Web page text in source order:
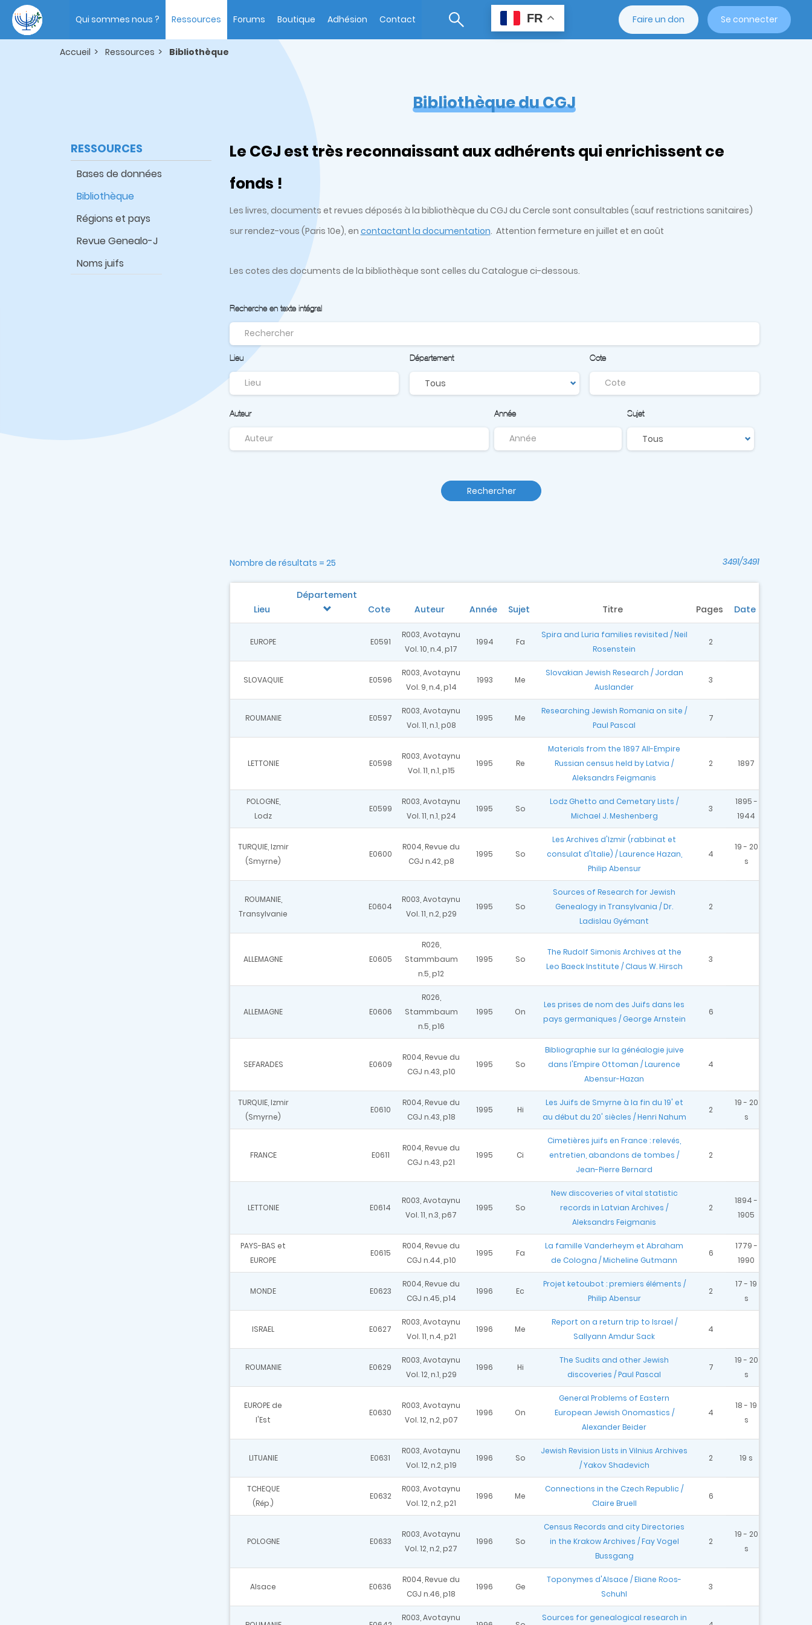
contenu
principal
navigation
Qui sommes nous ? Ressources Forums Boutique Adhésion Contact FR Faire un don Se connecter
Accueil Ressources Bibliothèque
RESSOURCES
Bases de données
Bibliothèque
Régions et pays
Revue Genealo-J
Noms juifs
Bibliothèque du CGJ
Le CGJ est très reconnaissant aux adhérents qui enrichissent ce
fonds !
Les livres, documents et revues déposés à la bibliothèque du CGJ du Cercle sont consultables (sauf restrictions sanitaires)
sur rendez-vous (Paris 10e), en contactant la documentation. Attention fermeture en juillet et en août
Les cotes des documents de la bibliothèque sont celles du Catalogue ci-dessous.
Recherche en texte intégral
Lieu Département Cote
Auteur Année Sujet
Rechercher
Nombre de résultats = 25 3491/3491
Lieu
Département
Cote
Auteur Année Sujet Titre Pages Date
EUROPE E0591
R003, Avotaynu
Vol. 10, n.4, p17
1994 Fa
Spira and Luria families revisited / Neil
Rosenstein
2
SLOVAQUIE E0596
R003, Avotaynu
Vol. 9, n.4, p14
1993 Me
Slovakian Jewish Research / Jordan
Auslander
3
ROUMANIE E0597
R003, Avotaynu
Vol. 11, n.1, p08
1995 Me
Researching Jewish Romania on site /
Paul Pascal
7
LETTONIE E0598
R003, Avotaynu
Vol. 11, n.1, p15
1995 Re
Materials from the 1897 All-Empire
Russian census held by Latvia /
Aleksandrs Feigmanis
2 1897
POLOGNE,
Lodz
E0599
R003, Avotaynu
Vol. 11, n.1, p24
1995 So
Lodz Ghetto and Cemetary Lists /
Michael J. Meshenberg
3
1895 -
1944
TURQUIE, Izmir
(Smyrne)
E0600
R004, Revue du
CGJ n.42, p8
1995 So
Les Archives d'Izmir (rabbinat et
consulat d'Italie) / Laurence Hazan,
Philip Abensur
4
19 - 20
s
ROUMANIE,
Transylvanie
E0604
R003, Avotaynu
Vol. 11, n.2, p29
1995 So
Sources of Research for Jewish
Genealogy in Transylvania / Dr.
Ladislau Gyémant
2
ALLEMAGNE E0605
R026,
Stammbaum
n.5, p12
1995 So
The Rudolf Simonis Archives at the
Leo Baeck Institute / Claus W. Hirsch
3
ALLEMAGNE E0606
R026,
Stammbaum
n.5, p16
1995 On
Les prises de nom des Juifs dans les
pays germaniques / George Arnstein
6
SEFARADES E0609
R004, Revue du
CGJ n.43, p10
1995 So
Bibliographie sur la généalogie juive
dans l'Empire Ottoman / Laurence
Abensur-Hazan
4
TURQUIE, Izmir
(Smyrne)
E0610
R004, Revue du
CGJ n.43, p18
1995 Hi
Les Juifs de Smyrne à la fin du 19' et
au début du 20' siècles / Henri Nahum
2
19 - 20
s
FRANCE E0611
R004, Revue du
CGJ n.43, p21
1995 Ci
Cimetières juifs en France : relevés,
entretien, abandons de tombes /
Jean-Pierre Bernard
2
LETTONIE E0614
R003, Avotaynu
Vol. 11, n.3, p67
1995 So
New discoveries of vital statistic
records in Latvian Archives /
Aleksandrs Feigmanis
2
1894 -
1905
PAYS-BAS et
EUROPE
E0615
R004, Revue du
CGJ n.44, p10
1995 Fa
La famille Vanderheym et Abraham
de Cologna / Micheline Gutmann
6
1779 -
1990
MONDE E0623
R004, Revue du
CGJ n.45, p14
1996 Ec
Projet ketoubot : premiers éléments /
Philip Abensur
2
17 - 19
s
ISRAEL E0627
R003, Avotaynu
Vol. 11, n.4, p21
1996 Me
Report on a return trip to Israel /
Sallyann Amdur Sack
4
ROUMANIE E0629
R003, Avotaynu
Vol. 12, n.1, p29
1996 Hi
The Sudits and other Jewish
discoveries / Paul Pascal
7
19 - 20
s
EUROPE de
l'Est
E0630
R003, Avotaynu
Vol. 12, n.2, p07
1996 On
General Problems of Eastern
European Jewish Onomastics /
Alexander Beider
4
18 - 19
s
LITUANIE E0631
R003, Avotaynu
Vol. 12, n.2, p19
1996 So
Jewish Revision Lists in Vilnius Archives
/ Yakov Shadevich
2 19 s
TCHEQUE
(Rép.)
E0632
R003, Avotaynu
Vol. 12, n.2, p21
1996 Me
Connections in the Czech Republic /
Claire Bruell
6
POLOGNE E0633
R003, Avotaynu
Vol. 12, n.2, p27
1996 So
Census Records and city Directories
in the Krakow Archives / Fay Vogel
Bussgang
2
19 - 20
s
Alsace E0636
R004, Revue du
CGJ n.46, p18
1996 Ge
Toponymes d'Alsace / Eliane Roos-
Schuhl
3
R003, Avotaynu
Sources for genealogical research in